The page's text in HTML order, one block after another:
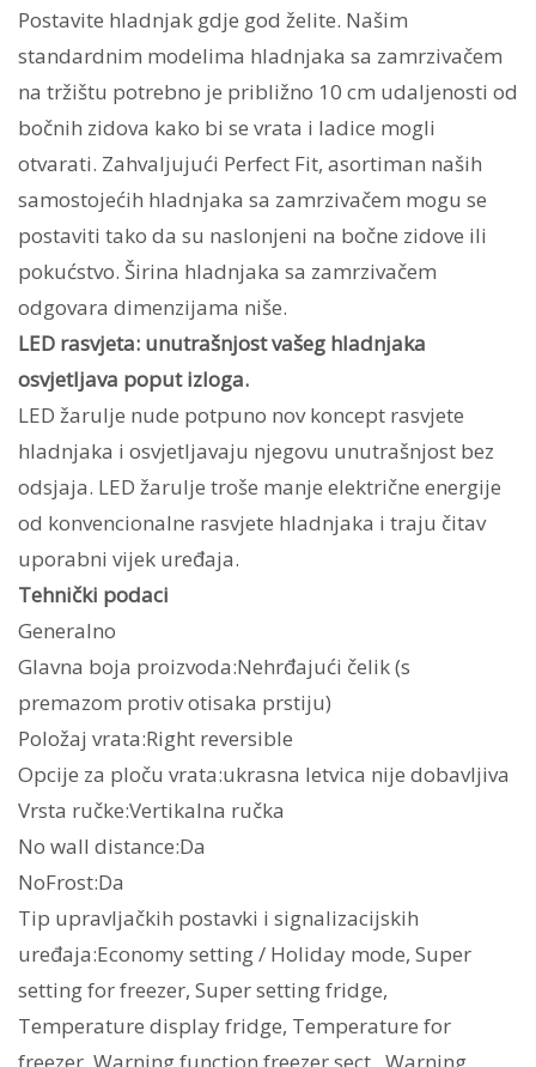
Postavite hladnjak gdje god želite. Našim
standardnim modelima hladnjaka sa zamrzivačem
na tržištu potrebno je približno 10 cm udaljenosti od
bočnih zidova kako bi se vrata i ladice mogli
otvarati. Zahvaljujući Perfect Fit, asortiman naših
samostojećih hladnjaka sa zamrzivačem mogu se
postaviti tako da su naslonjeni na bočne zidove ili
pokućstvo. Širina hladnjaka sa zamrzivačem
odgovara dimenzijama niše.
LED rasvjeta: unutrašnjost vašeg hladnjaka
osvjetljava poput izloga.
LED žarulje nude potpuno nov koncept rasvjete
hladnjaka i osvjetljavaju njegovu unutrašnjost bez
odsjaja. LED žarulje troše manje električne energije
od konvencionalne rasvjete hladnjaka i traju čitav
uporabni vijek uređaja.
Tehnički podaci
Generalno
Glavna boja proizvoda:Nehrđajući čelik (s
premazom protiv otisaka prstiju)
Položaj vrata:Right reversible
Opcije za ploču vrata:ukrasna letvica nije dobavljiva
Vrsta ručke:Vertikalna ručka
No wall distance:Da
NoFrost:Da
Tip upravljačkih postavki i signalizacijskih
uređaja:Economy setting / Holiday mode, Super
setting for freezer, Super setting fridge,
Temperature display fridge, Temperature for